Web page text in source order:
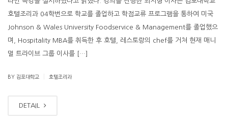
호텔조리과 04학번으로 학교를 졸업하고 학점교류 프로그램을 통하여 미국
Johnson & Wales University Foodservice & Management를 졸업했으
며, Hospitality MBA를 취득한 후 호텔, 레스토랑의 chef를 거쳐 현재 매니
멀 트라이브 그룹 이사를 […]
BY 김포대학교 호텔조리과
DETAIL